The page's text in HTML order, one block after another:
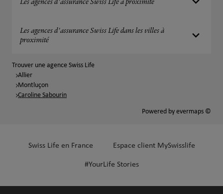
Les agences d'assurance Swiss Life à proximité
Les agences d'assurance Swiss Life dans les villes à
proximité
Trouver une agence Swiss Life
Allier
Montluçon
Caroline Sabourin
Powered by evermaps ©
Swiss Life en France Espace client MySwisslife
#YourLife Stories